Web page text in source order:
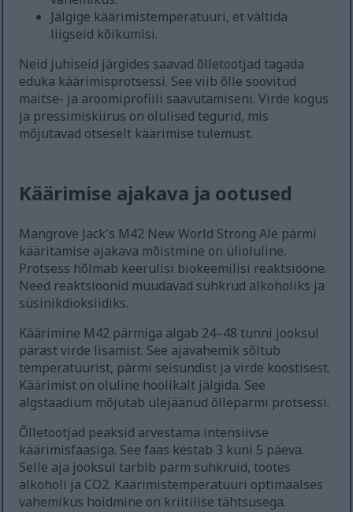
Jälgige käärimistemperatuuri, et vältida
liigseid kõikumisi.
Neid juhiseid järgides saavad õlletootjad tagada
eduka käärimisprotsessi. See viib õlle soovitud
maitse- ja aroomiprofiili saavutamiseni. Virde kogus
ja pressimiskiirus on olulised tegurid, mis
mõjutavad otseselt käärimise tulemust.
Käärimise ajakava ja ootused
Mangrove Jack's M42 New World Strong Ale pärmi
kääritamise ajakava mõistmine on ülioluline.
Protsess hõlmab keerulisi biokeemilisi reaktsioone.
Need reaktsioonid muudavad suhkrud alkoholiks ja
süsinikdioksiidiks.
Käärimine M42 pärmiga algab 24–48 tunni jooksul
pärast virde lisamist. See ajavahemik sõltub
temperatuurist, pärmi seisundist ja virde koostisest.
Käärimist on oluline hoolikalt jälgida. See
algstaadium mõjutab ülejäänud õllepärmi protsessi.
Õlletootjad peaksid arvestama intensiivse
käärimisfaasiga. See faas kestab 3 kuni 5 päeva.
Selle aja jooksul tarbib pärm suhkruid, tootes
alkoholi ja CO2. Käärimistemperatuuri optimaalses
vahemikus hoidmine on kriitilise tähtsusega.